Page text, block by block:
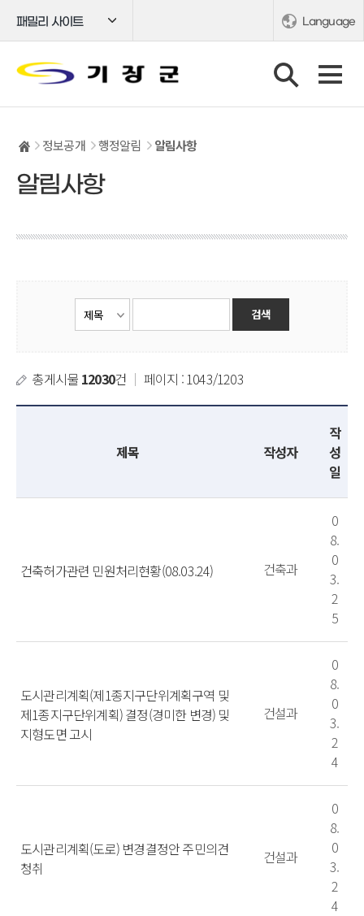
패밀리 사이트 Language
정보공개 행정알림 알림사항
알림사항
총게시물 12030건 ｜ 페이지 : 1043/1203
제목 작성자
작
성
일
건축허가관련 민원처리현황(08.03.24) 건축과
0
8.
0
3.
2
5
도시관리계획(제1종지구단위계획구역 및
제1종지구단위계획) 결정(경미한 변경) 및
지형도면 고시
건설과
0
8.
0
3.
2
4
도시관리계획(도로) 변경결정안 주민의견
청취
건설과
0
8.
0
3.
2
4